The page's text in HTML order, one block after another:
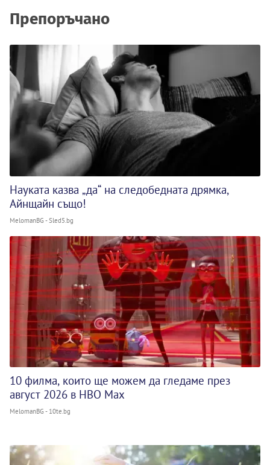
Препоръчано
Науката казва „да“ на следобедната дрямка,
Айнщайн също!
MelomanBG - Sled5.bg
10 филма, които ще можем да гледаме през
август 2026 в HBO Max
MelomanBG - 10te.bg